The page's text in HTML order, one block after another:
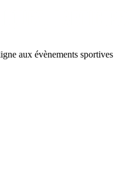
aux évènements sportives